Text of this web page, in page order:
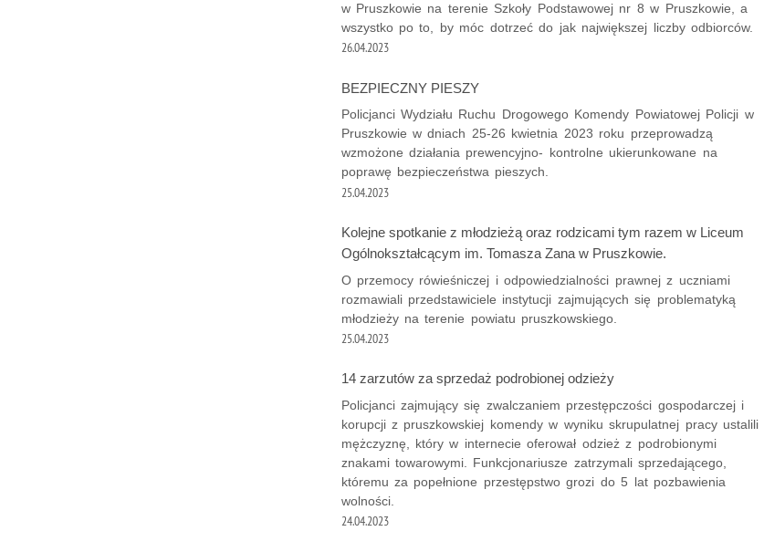
w Pruszkowie na terenie Szkoły Podstawowej nr 8 w Pruszkowie, a
wszystko po to, by móc dotrzeć do jak największej liczby odbiorców.
26.04.2023
BEZPIECZNY PIESZY
Policjanci Wydziału Ruchu Drogowego Komendy Powiatowej Policji w
Pruszkowie w dniach 25-26 kwietnia 2023 roku przeprowadzą
wzmożone działania prewencyjno- kontrolne ukierunkowane na
poprawę bezpieczeństwa pieszych.
25.04.2023
Kolejne spotkanie z młodzieżą oraz rodzicami tym razem w Liceum
Ogólnokształcącym im. Tomasza Zana w Pruszkowie.
O przemocy rówieśniczej i odpowiedzialności prawnej z uczniami
rozmawiali przedstawiciele instytucji zajmujących się problematyką
młodzieży na terenie powiatu pruszkowskiego.
25.04.2023
14 zarzutów za sprzedaż podrobionej odzieży
Policjanci zajmujący się zwalczaniem przestępczości gospodarczej i
korupcji z pruszkowskiej komendy w wyniku skrupulatnej pracy ustalili
mężczyznę, który w internecie oferował odzież z podrobionymi
znakami towarowymi. Funkcjonariusze zatrzymali sprzedającego,
któremu za popełnione przestępstwo grozi do 5 lat pozbawienia
wolności.
24.04.2023